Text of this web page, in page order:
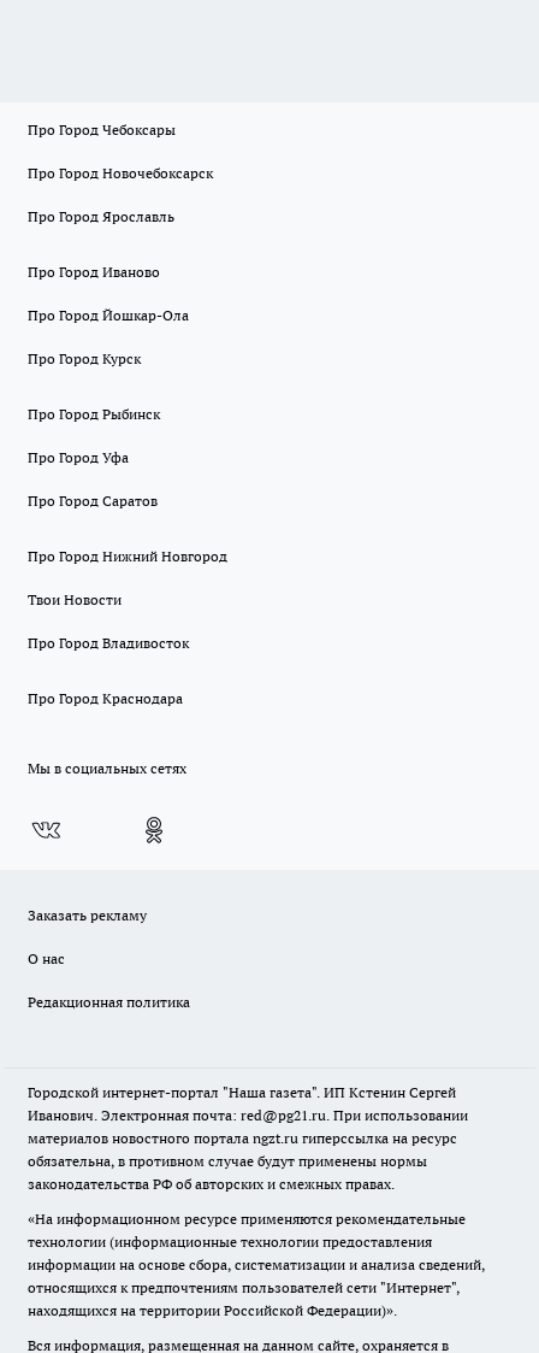
Про Город Чебоксары
Про Город Новочебоксарск
Про Город Ярославль
Про Город Иваново
Про Город Йошкар-Ола
Про Город Курск
Про Город Рыбинск
Про Город Уфа
Про Город Саратов
Про Город Нижний Новгород
Твои Новости
Про Город Владивосток
Про Город Краснодара
Мы в социальных сетях
Заказать рекламу
О нас
Редакционная политика
Городской интернет-портал "Наша газета". ИП Кстенин Сергей
Иванович. Электронная почта: red@pg21.ru. При использовании
материалов новостного портала ngzt.ru гиперссылка на ресурс
обязательна, в противном случае будут применены нормы
законодательства РФ об авторских и смежных правах.
«На информационном ресурсе применяются рекомендательные
технологии (информационные технологии предоставления
информации на основе сбора, систематизации и анализа сведений,
относящихся к предпочтениям пользователей сети "Интернет",
находящихся на территории Российской Федерации)».
Вся информация, размещенная на данном сайте, охраняется в